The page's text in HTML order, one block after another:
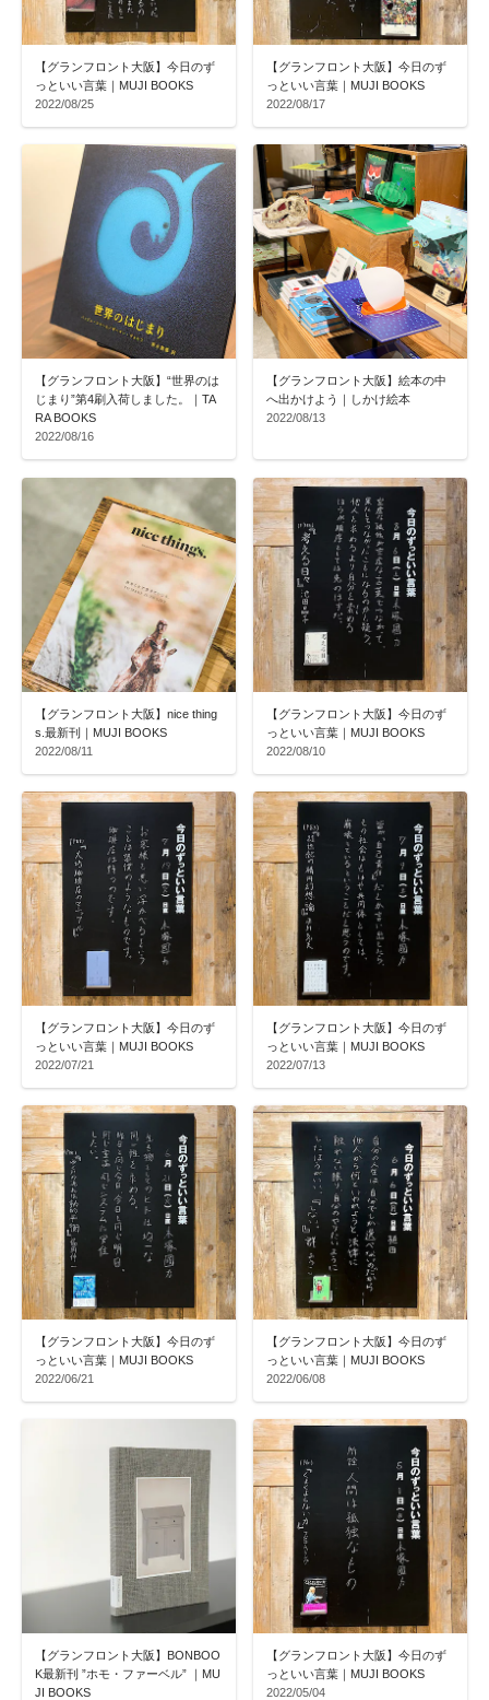
【グランフロント大阪】今日のず
っといい言葉｜MUJI BOOKS
2022/08/25
【グランフロント大阪】今日のず
っといい言葉｜MUJI BOOKS
2022/08/17
【グランフロント大阪】“世界のは
じまり”第4刷入荷しました。｜TA
RA BOOKS
2022/08/16
【グランフロント大阪】絵本の中
へ出かけよう｜しかけ絵本
2022/08/13
【グランフロント大阪】nice thing
s.最新刊｜MUJI BOOKS
2022/08/11
【グランフロント大阪】今日のず
っといい言葉｜MUJI BOOKS
2022/08/10
【グランフロント大阪】今日のず
っといい言葉｜MUJI BOOKS
2022/07/21
【グランフロント大阪】今日のず
っといい言葉｜MUJI BOOKS
2022/07/13
【グランフロント大阪】今日のず
っといい言葉｜MUJI BOOKS
2022/06/21
【グランフロント大阪】今日のず
っといい言葉｜MUJI BOOKS
2022/06/08
【グランフロント大阪】BONBOO
K最新刊 ”ホモ・ファーベル” ｜MU
JI BOOKS
【グランフロント大阪】今日のず
っといい言葉｜MUJI BOOKS
2022/05/04